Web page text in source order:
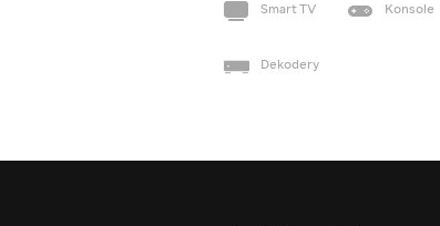
Smart TV Konsole
Dekodery